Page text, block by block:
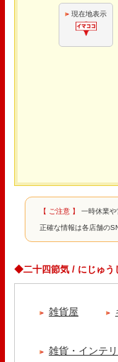
現在地表示
【 ご注意 】 一時休業
正確な情報は各店舗の
◆二十四節気 / にじゅう
雑貨屋
雑貨・インテ